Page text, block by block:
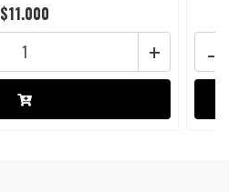
$11.000
+ -